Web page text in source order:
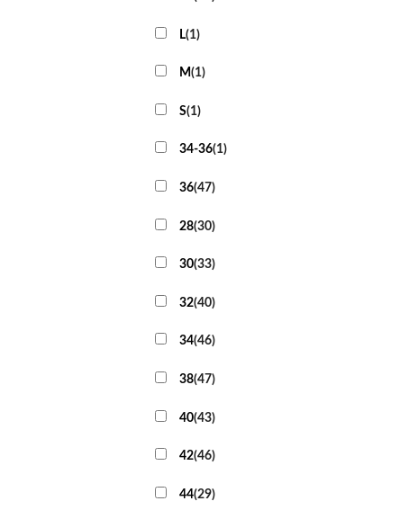
L(1)
M(1)
S(1)
34-36(1)
36(47)
28(30)
30(33)
32(40)
34(46)
38(47)
40(43)
42(46)
44(29)